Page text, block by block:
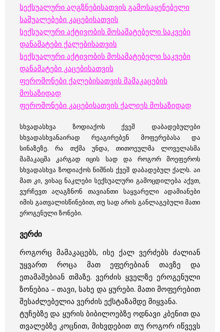
სექსუალური აღგზნებისათვის გამოსაყენებელი
საშუალებები კაცებისათვის
სექსუალური აქტივობის მოსამატებელი საკვები
დანამატები ქალებისათვის
სექსუალური აქტივობის მოსამატებელი საკვები
დანამატები კაცებისათვის
ფერომონები ქალებისათვის მამაკაცების
მოსაზიდად
ფერომონები კაცებისათვის ქალიეს მოსაზიდად
სხვადასხვა ზოდიაქოს ქვეშ დაბადებულები
სხვადასხვანაირად რეაგირებენ მოფერებასა და
სინაზეზე. რა თქმა უნდა, თითოეულმა ლოველასმა
მამაკაცმა კარგად იცის სად და როგორ მოეფეროს
სხვადასხვა ზოდიაქოს ნიშნის ქვეშ დაბადებულ ქალს. აი
მათ კი, ვისაც ნაკლები სექსუალური გამოცდილება აქვთ,
ვურჩევთ აღაგზნონ თავიანთი საყვარელი ადამიანები
იმის გათვალისწინებით, თუ სად არის განლაგებული მათი
ეროგენული ზონები.
ვერძი
როგორც მამაკაცებს, ისე ქალ ვერძებს ძალიან
უყვართ როცა მათ ეფერებიან თავზე და
ეთამაშებიან თმაზე. ვერძის ყველზე ეროგენული
ზონებია – თავი, სახე და ყურები. მათი მოფერებით
შესაძლებელია ვერძის ექსტაზამდე მიყვანა.
ტუჩებზე და ყურის ბიბილოებზე ოდნავი კბენით და
თვალებზე კოცნით, მიხვდებით თუ როგორ იწვევს